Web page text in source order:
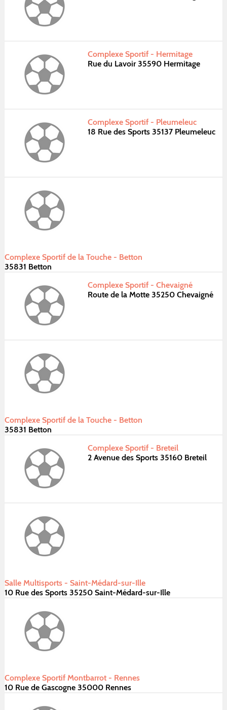
Complexe Sportif - Hermitage
Rue du Lavoir 35590 Hermitage
Complexe Sportif - Pleumeleuc
18 Rue des Sports 35137 Pleumeleuc
Complexe Sportif de la Touche - Betton
35831 Betton
Complexe Sportif - Chevaigné
Route de la Motte 35250 Chevaigné
Complexe Sportif de la Touche - Betton
35831 Betton
Complexe Sportif - Breteil
2 Avenue des Sports 35160 Breteil
Salle Multisports - Saint-Médard-sur-Ille
10 Rue des Sports 35250 Saint-Médard-sur-Ille
Complexe Sportif Montbarrot - Rennes
10 Rue de Gascogne 35000 Rennes